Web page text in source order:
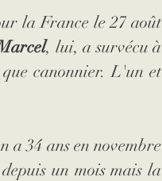
la France le 27 août
, lui, a survécu à
canonnier. L'un et
a 34 ans en novembre
un mois mais la